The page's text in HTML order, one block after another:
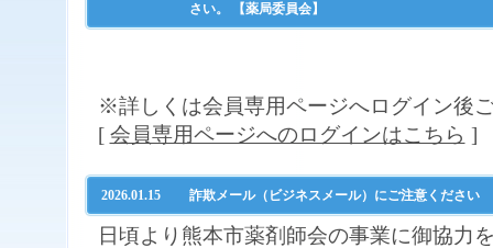
さい。 【薬局委員会】
※詳しくは会員専用ページへログイン後
[ 会員専用ページへのログインはこちら ]
2026.01.15 詐欺メール（ビジネスメール）にご注意ください
日頃より熊本市薬剤師会の事業に御協力